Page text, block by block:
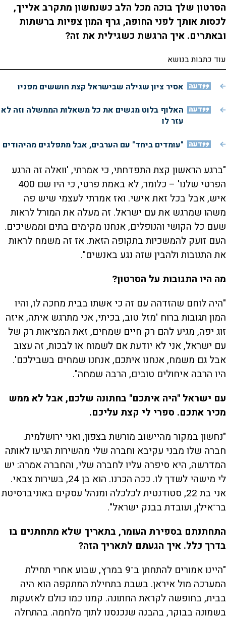
הסרטון שלך בוכה מכל הלב כשנחשון מתקרב אלייך,
לכסות אותך לפני החופה, גרף המון צפיות ברשתות
ובאתרים. איך הרגשת כשגילית את זה?
עוד כתבות בנושא
דעה אסיר ציון שגילה שבישראל קצת חוששים מפניו
דעה האלוף בלוט מגשים את כל משאלות הממשלה וזה לא
עזר לו
דעה "עומדים ביחד" עם הערבים, אבל מתפלגים מהיהודים
"ברגע הראשון קצת התפדחתי, כי אמרתי, 'וואלה זה הרגע
הפרטי שלנו' – כלומר, לא באמת פרטי, כי היו שם 400
איש, אבל בכל זאת אישי. ואז אמרתי לעצמי שיש פה
משהו שמרגש את עם ישראל. זה מעלה את המורל לראות
שעם כל הקושי והנופלים, אנחנו מקימים בתים וממשיכים.
העם זועק להמשכיות בתקופה הזאת. אז זה משמח לראות
את התגובות ולהבין שזה נגע באנשים".
מה היו התגובות על הסרטון?
"היה לוחם שהזדהה עם זה כי אשתו בבית מחכה לו, והיו
המון תגובות ברוח 'מזל טוב, בכיתי, אני מתרגש איתה, איזה
זוג יפה, מגיע להם רק חיים שמחים, זאת המציאות רק של
עם ישראל, אני לא יודעת אם לשמוח או לבכות, זה עצוב
אבל גם משמח, אנחנו איתכם, אנחנו שמחים בשבילכם'.
היו הרבה איחולים טובים, הרבה שמחה".
עם ישראל "היה איתכם" בחתונה שלכם, אבל לא ממש
מכיר אתכם. ספרי לי קצת עליכם.
"נחשון במקור מהיישוב מורשת בצפון, ואני ירושלמית.
חברה שלו מבני עקיבא וחברה שלי מהשירות הגיעו לאותה
המדרשה, היא סיפרה עליו לחברה שלי, והחברה אמרה: יש
לי מישהי לשדך לו. ככה הכרנו. הוא בן 24, בשירות צבאי.
אני בת 22, סטודנטית לכלכלה ומנהל עסקים באוניברסיטת
בר־אילן, ועובדת בבנק ישראל".
התחתנתם בספירת העומר, בתאריך שלא מתחתנים בו
בדרך כלל. איך הגעתם לתאריך הזה?
"היינו אמורים להתחתן ב־9 במרץ, שבוע אחרי תחילת
המערכה מול איראן. בשבת בתחילת המתקפה הוא היה
בבית, בחופשה לקראת החתונה. קמנו כמו כולם לאזעקות
בשמונה בבוקר, בהבנה שנכנסנו לתוך מלחמה. בהתחלה